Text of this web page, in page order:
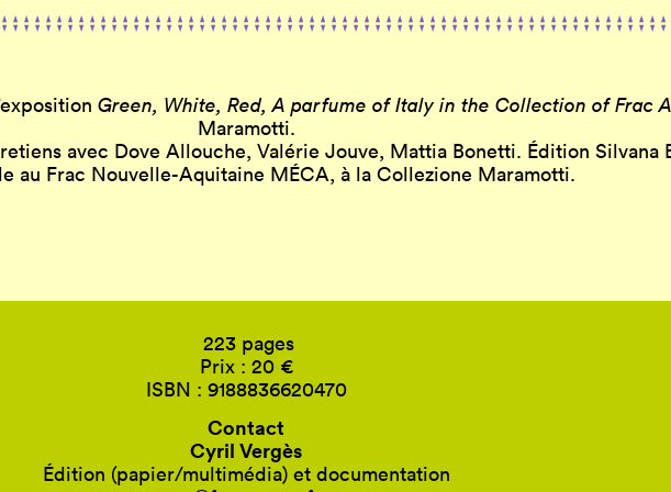
Green, White, Red, A parfume of Italy in the Collection of Frac
Maramotti.
avec Dove Allouche, Valérie Jouve, Mattia Bonetti. Édition Silvana
au Frac Nouvelle-Aquitaine MÉCA, à la Collezione Maramotti.
223 pages
Prix : 20 €
ISBN : 9188836620470
Contact
Cyril Vergès
Édition (papier/multimédia) et documentation